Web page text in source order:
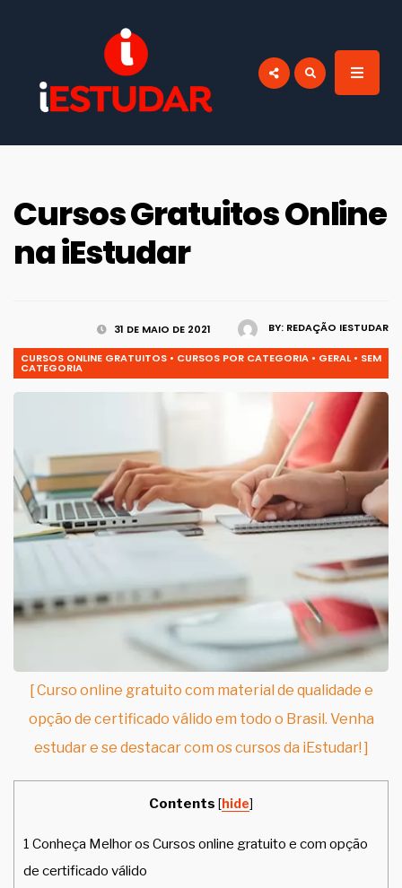
Cursos Gratuitos Online
na iEstudar
BY: REDAÇÃO IESTUDAR
31 DE MAIO DE 2021
CURSOS ONLINE GRATUITOS • CURSOS POR CATEGORIA • GERAL• SEM
CATEGORIA
[ Curso online gratuito com material de qualidade e
opção de certificado válido em todo o Brasil. Venha
estudar e se destacar com os cursos da iEstudar! ]
Contents [hide]
1 Conheça Melhor os Cursos online gratuito e com opção
de certificado válido